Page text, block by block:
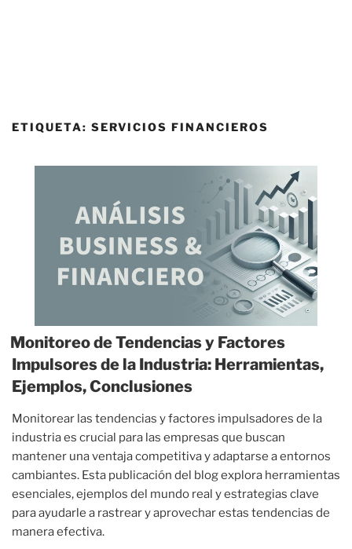
ETIQUETA: SERVICIOS FINANCIEROS
Monitoreo de Tendencias y Factores
Impulsores de la Industria: Herramientas,
Ejemplos, Conclusiones
Monitorear las tendencias y factores impulsadores de la
industria es crucial para las empresas que buscan
mantener una ventaja competitiva y adaptarse a entornos
cambiantes. Esta publicación del blog explora herramientas
esenciales, ejemplos del mundo real y estrategias clave
para ayudarle a rastrear y aprovechar estas tendencias de
manera efectiva.